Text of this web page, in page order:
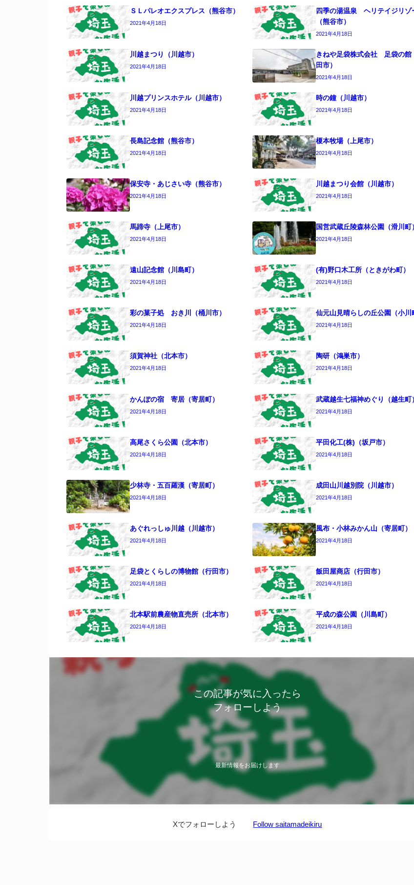
ＳＬパレオエクスプレス（熊谷市）
2021年4月18日
四季の湯温泉 ヘリテイジリゾ
（熊谷市）
2021年4月18日
川越まつり（川越市）
2021年4月18日
きねや足袋株式会社 足袋の館
田市）
2021年4月18日
川越プリンスホテル（川越市）
2021年4月18日
時の鐘（川越市）
2021年4月18日
長島記念館（熊谷市）
2021年4月18日
榎本牧場（上尾市）
2021年4月18日
保安寺・あじさい寺（熊谷市）
2021年4月18日
川越まつり会館（川越市）
2021年4月18日
馬蹄寺（上尾市）
2021年4月18日
国営武蔵丘陵森林公園（滑川町
2021年4月18日
遠山記念館（川島町）
2021年4月18日
(有)野口木工所（ときがわ町）
2021年4月18日
彩の菓子処 おき川（桶川市）
2021年4月18日
仙元山見晴らしの丘公園（小川
2021年4月18日
須賀神社（北本市）
2021年4月18日
陶研（鴻巣市）
2021年4月18日
かんぽの宿 寄居（寄居町）
2021年4月18日
武蔵越生七福神めぐり（越生町
2021年4月18日
高尾さくら公園（北本市）
2021年4月18日
平田化工(株)（坂戸市）
2021年4月18日
少林寺・五百羅漢（寄居町）
2021年4月18日
成田山川越別院（川越市）
2021年4月18日
あぐれっしゅ川越（川越市）
2021年4月18日
風布・小林みかん山（寄居町）
2021年4月18日
足袋とくらしの博物館（行田市）
2021年4月18日
飯田屋商店（行田市）
2021年4月18日
北本駅前農産物直売所（北本市）
2021年4月18日
平成の森公園（川島町）
2021年4月18日
この記事が気に入ったら
フォローしよう
最新情報をお届けします
Xでフォローしよう Follow saitamadeikiru